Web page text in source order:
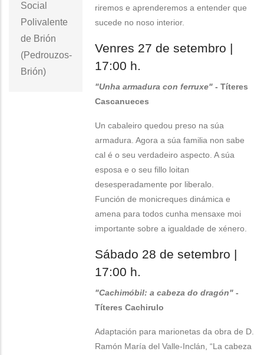
Social
Polivalente
de Brión
(Pedrouzos-
Brión)
riremos e aprenderemos a entender que
sucede no noso interior.
Venres 27 de setembro |
17:00 h.
"Unha armadura con ferruxe" - Títeres
Cascanueces
Un cabaleiro quedou preso na súa
armadura. Agora a súa familia non sabe
cal é o seu verdadeiro aspecto. A súa
esposa e o seu fillo loitan
desesperadamente por liberalo.
Función de monicreques dinámica e
amena para todos cunha mensaxe moi
importante sobre a igualdade de xénero.
Sábado 28 de setembro |
17:00 h.
"Cachimóbil: a cabeza do dragón" -
Títeres Cachirulo
Adaptación para marionetas da obra de D.
Ramón María del Valle-Inclán, “La cabeza